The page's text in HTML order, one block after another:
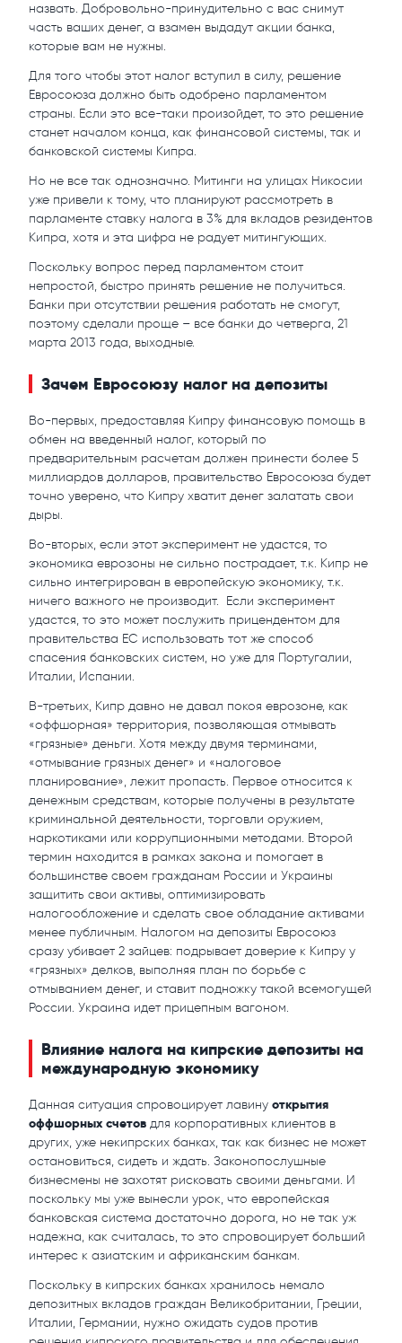
назвать. Добровольно-принудительно с вас снимут
часть ваших денег, а взамен выдадут акции банка,
которые вам не нужны.
Для того чтобы этот налог вступил в силу, решение
Евросоюза должно быть одобрено парламентом
страны. Если это все-таки произойдет, то это решение
станет началом конца, как финансовой системы, так и
банковской системы Кипра.
Но не все так однозначно. Митинги на улицах Никосии
уже привели к тому, что планируют рассмотреть в
парламенте ставку налога в 3% для вкладов резидентов
Кипра, хотя и эта цифра не радует митингующих.
Поскольку вопрос перед парламентом стоит
непростой, быстро принять решение не получиться.
Банки при отсутствии решения работать не смогут,
поэтому сделали проще – все банки до четверга, 21
марта 2013 года, выходные.
Зачем Евросоюзу налог на депозиты
Во-первых, предоставляя Кипру финансовую помощь в
обмен на введенный налог, который по
предварительным расчетам должен принести более 5
миллиардов долларов, правительство Евросоюза будет
точно уверено, что Кипру хватит денег залатать свои
дыры.
Во-вторых, если этот эксперимент не удастся, то
экономика еврозоны не сильно пострадает, т.к. Кипр не
сильно интегрирован в европейскую экономику, т.к.
ничего важного не производит. Если эксперимент
удастся, то это может послужить прицендентом для
правительства ЕС использовать тот же способ
спасения банковских систем, но уже для Португалии,
Италии, Испании.
В-третьих, Кипр давно не давал покоя еврозоне, как
«оффшорная» территория, позволяющая отмывать
«грязные» деньги. Хотя между двумя терминами,
«отмывание грязных денег» и «налоговое
планирование», лежит пропасть. Первое относится к
денежным средствам, которые получены в результате
криминальной деятельности, торговли оружием,
наркотиками или коррупционными методами. Второй
термин находится в рамках закона и помогает в
большинстве своем гражданам России и Украины
защитить свои активы, оптимизировать
налогообложение и сделать свое обладание активами
менее публичным. Налогом на депозиты Евросоюз
сразу убивает 2 зайцев: подрывает доверие к Кипру у
«грязных» делков, выполняя план по борьбе с
отмыванием денег, и ставит подножку такой всемогущей
России. Украина идет прицепным вагоном.
Влияние налога на кипрские депозиты на
международную экономику
Данная ситуация спровоцирует лавину открытия
оффшорных счетов для корпоративных клиентов в
других, уже некипрских банках, так как бизнес не может
остановиться, сидеть и ждать. Законопослушные
бизнесмены не захотят рисковать своими деньгами. И
поскольку мы уже вынесли урок, что европейская
банковская система достаточно дорога, но не так уж
надежна, как считалась, то это спровоцирует больший
интерес к азиатским и африканским банкам.
Поскольку в кипрских банках хранилось немало
депозитных вкладов граждан Великобритании, Греции,
Италии, Германии, нужно ожидать судов против